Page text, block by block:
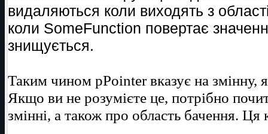
видаляються коли виходять з
коли SomeFunction повертає
знищується.
Таким чином pPointer вказує на змінну,
Якщо ви не розумієте це, потрібно
змінні, а також про область бачення.